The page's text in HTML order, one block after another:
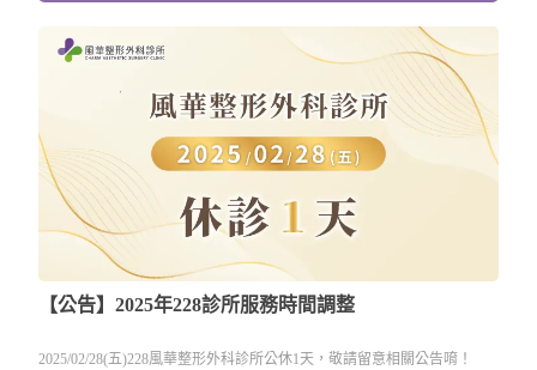
【公告】2025年228診所服務時間調整
2025/02/28(五)228風華整形外科診所公休1天，敬請留意相關公告唷！